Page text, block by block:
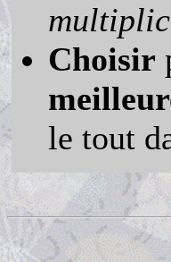
Choisir
le tout